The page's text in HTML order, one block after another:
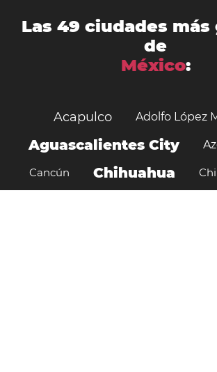
Las 49 ciudades más
de
México:
Acapulco Adolfo López
Aguascalientes City
Cancún Chihuahua